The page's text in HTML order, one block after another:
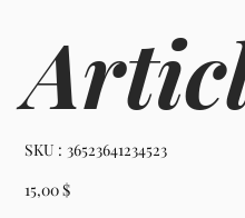
SKU :
SKU
36523641234523
36523641234523
15,00 $